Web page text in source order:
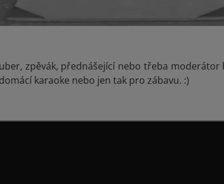
zpěvák, přednášející nebo třeba
karaoke nebo jen tak pro zábavu. :)